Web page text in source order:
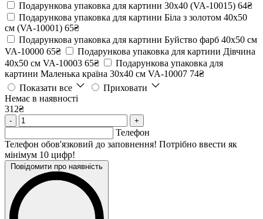
Подарункова упаковка для картини 30х40 (VA-10015) 64₴
Подарункова упаковка для картини Біла з золотом 40х50
см (VA-10001) 65₴
Подарункова упаковка для картини Буйство фарб 40х50 см
VA-10000 65₴
Подарункова упаковка для картини Дівчина
40х50 см VA-10003 65₴
Подарункова упаковка для
картини Маленька країна 30х40 см VA-10007 74₴
Показати все
Приховати
Немає в наявності
312₴
- +
Телефон
Телефон обов'язковий до заповнення! Потрібно ввести як
мінімум 10 цифр!
Повідомити про наявність